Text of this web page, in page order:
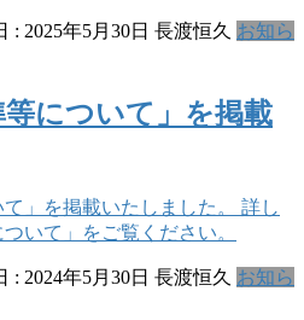
: 2025年5月30日 長渡恒久 お知ら
等について」を掲載
て」を掲載いたしました。 詳し
いて」をご覧ください。
: 2024年5月30日 長渡恒久 お知ら